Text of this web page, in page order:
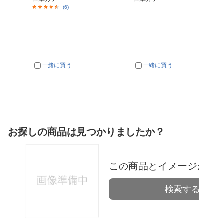
(6)
一緒に買う 一緒に買う
お探しの商品は見つかりましたか？
この商品とイメー
検索する